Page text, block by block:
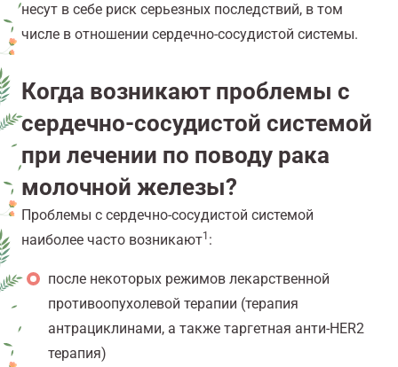
несут в себе риск серьезных последствий, в том
числе в отношении сердечно-сосудистой системы.
Когда возникают проблемы с
сердечно-сосудистой системой
при лечении по поводу рака
молочной железы?
Проблемы с сердечно-сосудистой системой
наиболее часто возникают1 :
после некоторых режимов лекарственной
противоопухолевой терапии (терапия
антрациклинами, а также таргетная анти-HER2
терапия)